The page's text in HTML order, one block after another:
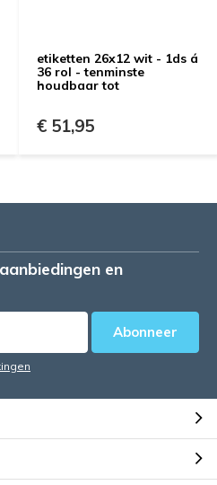
etiketten 26x12 wit - 1ds á
36 rol - tenminste
houdbaar tot
€ 51,95
en
Abonneer